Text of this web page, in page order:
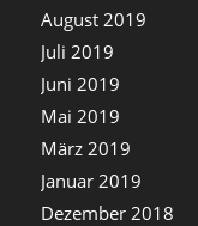
August 2019
Juli 2019
Juni 2019
Mai 2019
März 2019
Januar 2019
Dezember 2018